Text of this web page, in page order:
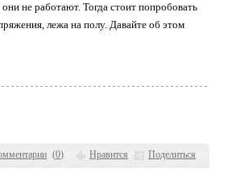
(0) Нравится Поделиться
не работают. Тогда стоит попробовать
лежа на полу. Давайте об этом